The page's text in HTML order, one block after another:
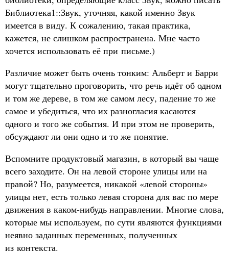
Библиотека1::Звук, уточняя, какой именно Звук
имеется в виду. К сожалению, такая практика,
кажется, не слишком распространена. Мне часто
хочется использовать её при письме.)
Различие может быть очень тонким: Альберт и Барри
могут тщательно проговорить, что речь идёт об одном
и том же дереве, в том же самом лесу, падение то же
самое и убедиться, что их разногласия касаются
одного и того же события. И при этом не проверить,
обсуждают ли они одно и то же понятие.
Вспомните продуктовый магазин, в который вы чаще
всего заходите. Он на левой стороне улицы или на
правой? Но, разумеется, никакой «левой стороны»
улицы нет, есть только левая сторона для вас по мере
движения в каком-нибудь направлении. Многие слова,
которые мы используем, по сути являются функциями
неявно заданных переменных, полученных
из контекста.